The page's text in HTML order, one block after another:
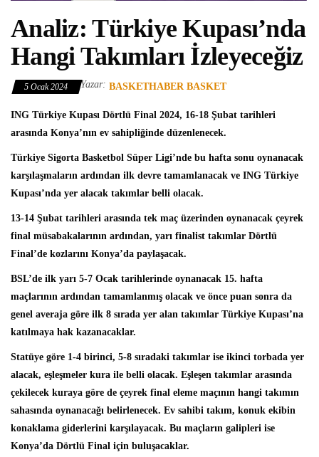
Analiz: Türkiye Kupası’nda
Hangi Takımları İzleyeceğiz
5 Ocak 2024 Yazar: BASKETHABER BASKET
ING Türkiye Kupası Dörtlü Final 2024, 16-18 Şubat tarihleri
arasında Konya’nın ev sahipliğinde düzenlenecek.
Türkiye Sigorta Basketbol Süper Ligi’nde bu hafta sonu oynanacak
karşılaşmaların ardından ilk devre tamamlanacak ve ING Türkiye
Kupası’nda yer alacak takımlar belli olacak.
13-14 Şubat tarihleri arasında tek maç üzerinden oynanacak çeyrek
final müsabakalarının ardından, yarı finalist takımlar Dörtlü
Final’de kozlarını Konya’da paylaşacak.
BSL’de ilk yarı 5-7 Ocak tarihlerinde oynanacak 15. hafta
maçlarının ardından tamamlanmış olacak ve önce puan sonra da
genel averaja göre ilk 8 sırada yer alan takımlar Türkiye Kupası’na
katılmaya hak kazanacaklar.
Statüye göre 1-4 birinci, 5-8 sıradaki takımlar ise ikinci torbada yer
alacak, eşleşmeler kura ile belli olacak. Eşleşen takımlar arasında
çekilecek kuraya göre de çeyrek final eleme maçının hangi takımın
sahasında oynanacağı belirlenecek. Ev sahibi takım, konuk ekibin
konaklama giderlerini karşılayacak. Bu maçların galipleri ise
Konya’da Dörtlü Final için buluşacaklar.